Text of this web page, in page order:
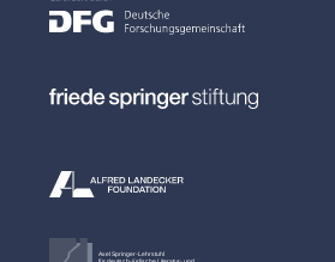
Axel Springer-Lehrstuhl